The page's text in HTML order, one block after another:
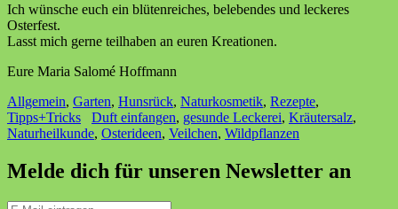
Ich wünsche euch ein blütenreiches, belebendes und leckeres
Osterfest.
Lasst mich gerne teilhaben an euren Kreationen.
Eure Maria Salomé Hoffmann
Allgemein, Garten, Hunsrück, Naturkosmetik, Rezepte,
Tipps+Tricks
Duft einfangen, gesunde Leckerei, Kräutersalz,
Naturheilkunde, Osterideen, Veilchen, Wildpflanzen
Melde dich für unseren Newsletter an